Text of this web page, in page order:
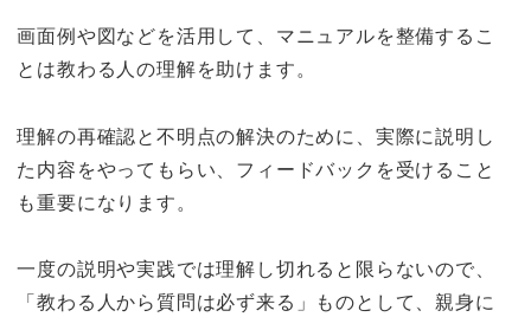
画面例や図などを活用して、マニュアルを整備するこ
とは教わる人の理解を助けます。
理解の再確認と不明点の解決のために、実際に説明し
た内容をやってもらい、フィードバックを受けること
も重要になります。
一度の説明や実践では理解し切れると限らないので、
「教わる人から質問は必ず来る」ものとして、親身に